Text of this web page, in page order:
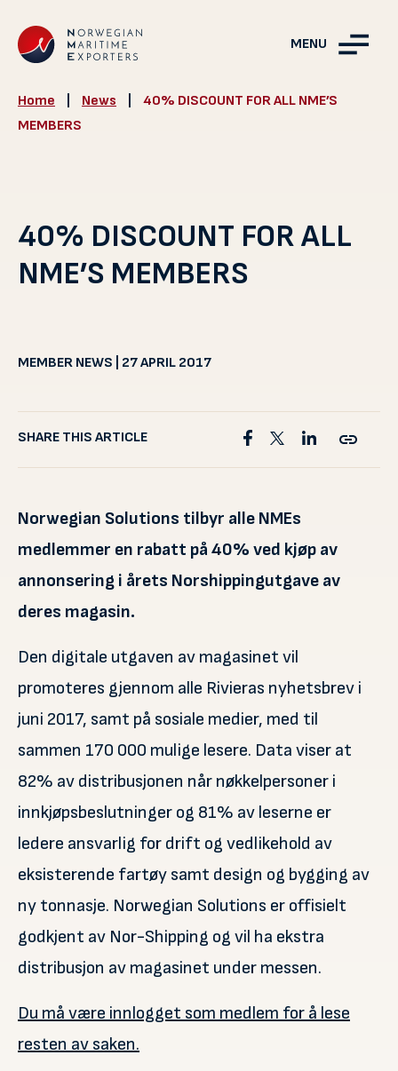
MENU
Home News
40% DISCOUNT FOR ALL NME’S
MEMBERS
40% DISCOUNT FOR ALL
NME’S MEMBERS
MEMBER NEWS | 27 APRIL 2017
SHARE THIS ARTICLE
Norwegian Solutions tilbyr alle NMEs
medlemmer en rabatt på 40% ved kjøp av
annonsering i årets Norshippingutgave av
deres magasin.
Den digitale utgaven av magasinet vil
promoteres gjennom alle Rivieras nyhetsbrev i
juni 2017, samt på sosiale medier, med til
sammen 170 000 mulige lesere. Data viser at
82% av distribusjonen når nøkkelpersoner i
innkjøpsbeslutninger og 81% av leserne er
ledere ansvarlig for drift og vedlikehold av
eksisterende fartøy samt design og bygging av
ny tonnasje. Norwegian Solutions er offisielt
godkjent av Nor-Shipping og vil ha ekstra
distribusjon av magasinet under messen.
Du må være innlogget som medlem for å lese
resten av saken.